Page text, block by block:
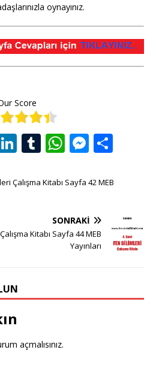
oynayınız.
Score
Li
k
n
T
m
W
at
A
p
M
ss
n
g
ar
Çalışma Kitabı Sayfa 42 MEB
SONRAKI
Kitabı Sayfa 44 MEB
Yayınları
açmalısınız.